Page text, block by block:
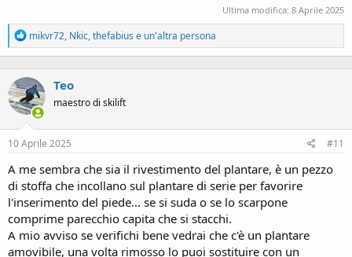
Ultima modifica: 8 Aprile 2025
R
e
a
t
i
o
n
:
mikvr72, Nkic,thefabius e un'altra persona
Teo
maestro di skilift
10 Aprile 2025 #11
A me sembra che sia il rivestimento del plantare, è un pezzo
di stoffa che incollano sul plantare di serie per favorire
l'inserimento del piede... se si suda o se lo scarpone
comprime parecchio capita che si stacchi.
A mio avviso se verifichi bene vedrai che c'è un plantare
amovibile, una volta rimosso lo puoi sostituire con un